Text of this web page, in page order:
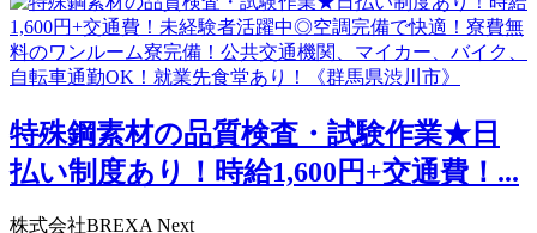
特殊鋼素材の品質検査・試験作業★日
払い制度あり！時給1,600円+交通費！...
株式会社BREXA Next